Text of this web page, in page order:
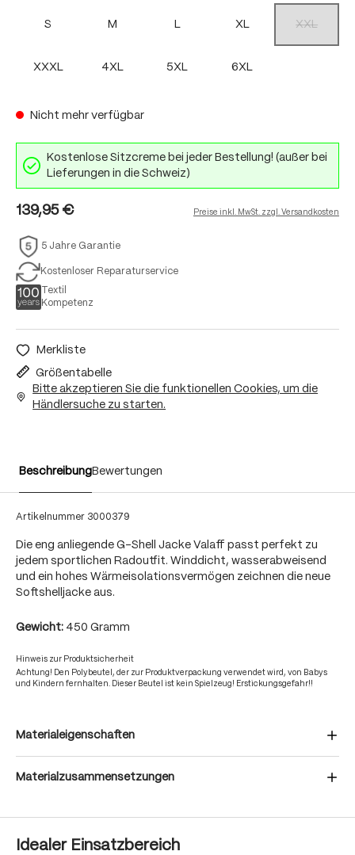
S M L XL XXL
XXXL 4XL 5XL 6XL
Nicht mehr verfügbar
Kostenlose Sitzcreme bei jeder Bestellung! (außer bei
Lieferungen in die Schweiz)
139,95 € Preise inkl. MwSt. zzgl. Versandkosten
5 Jahre Garantie
Kostenloser Reparaturservice
Textil
Kompetenz
Merkliste
Größentabelle
Bitte akzeptieren Sie die funktionellen Cookies, um die
Händlersuche zu starten.
BeschreibungBewertungen
Artikelnummer 3000379
Die eng anliegende G-Shell Jacke Valaff passt perfekt zu
jedem sportlichen Radoutfit. Winddicht, wasserabweisend
und ein hohes Wärmeisolationsvermögen zeichnen die neue
Softshelljacke aus.
Gewicht: 450 Gramm
Hinweis zur Produktsicherheit
Achtung! Den Polybeutel, der zur Produktverpackung verwendet wird, von Babys
und Kindern fernhalten. Dieser Beutel ist kein Spielzeug! Erstickungsgefahr!!
Materialeigenschaften
Materialzusammensetzungen
Idealer Einsatzbereich